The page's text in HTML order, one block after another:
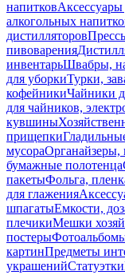
напитков
алкогольных
дистилляторов
пивоварения
инвентарьШвабры,
для уборкиТурки,
кофейникиЧайники
для чайников,
кувшины
прищепки
мусораОрганайзеры,
бумажные полотенца
пакетыФольга,
для глажения
шпагатыЕмкости,
плечикиМешки
постеры
картинПредметы
украшенийСтатуэтки